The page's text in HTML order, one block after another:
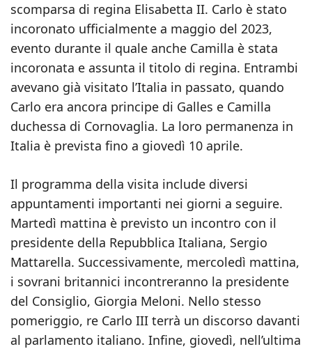
scomparsa di regina Elisabetta II. Carlo è stato
incoronato ufficialmente a maggio del 2023,
evento durante il quale anche Camilla è stata
incoronata e assunta il titolo di regina. Entrambi
avevano già visitato l’Italia in passato, quando
Carlo era ancora principe di Galles e Camilla
duchessa di Cornovaglia. La loro permanenza in
Italia è prevista fino a giovedì 10 aprile.
Il programma della visita include diversi
appuntamenti importanti nei giorni a seguire.
Martedì mattina è previsto un incontro con il
presidente della Repubblica Italiana, Sergio
Mattarella. Successivamente, mercoledì mattina,
i sovrani britannici incontreranno la presidente
del Consiglio, Giorgia Meloni. Nello stesso
pomeriggio, re Carlo III terrà un discorso davanti
al parlamento italiano. Infine, giovedì, nell’ultima